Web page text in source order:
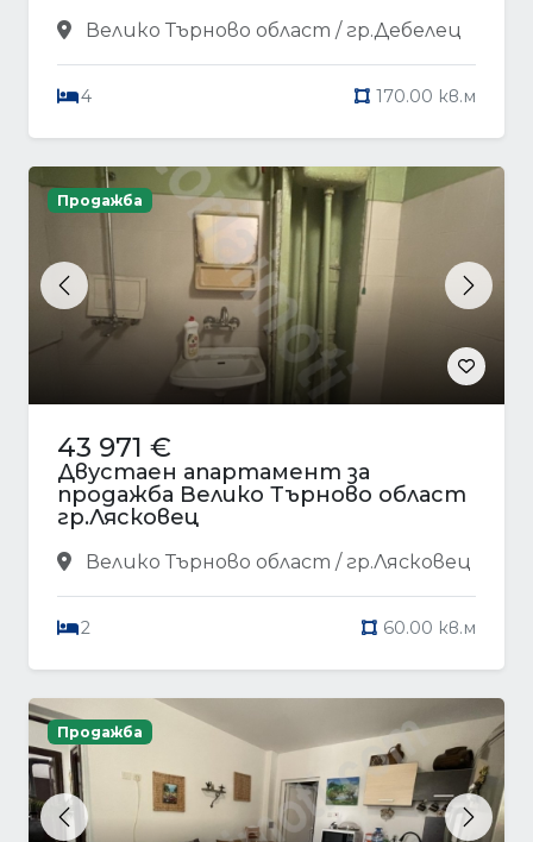
Велико Търново област / гр.Дебелец
4 170.00 кв.м
Previous Next
Продажба
43 971 €
Двустаен апартамент за
продажба Велико Търново област
гр.Лясковец
Велико Търново област / гр.Лясковец
2 60.00 кв.м
Previous Next
Продажба